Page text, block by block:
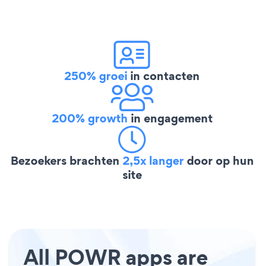
250% groei in contacten
200% growth in engagement
Bezoekers brachten 2,5x langerdoor op hun
site
All POWR apps are